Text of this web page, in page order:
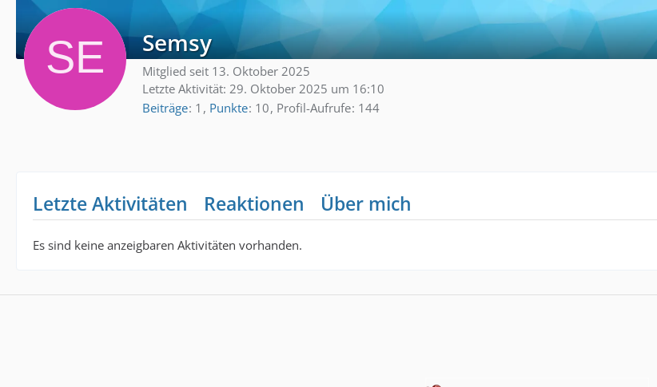
Semsy
Mitglied seit 13. Oktober 2025
Letzte Aktivität: 29. Oktober 2025 um 16:10
Beiträge 1 Punkte 10 Profil-Aufrufe 144
Letzte Aktivitäten Reaktionen Über mich
Es sind keine anzeigbaren Aktivitäten vorhanden.